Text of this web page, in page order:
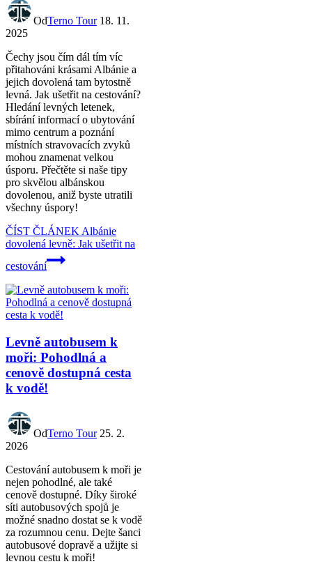
OdTerno Tour 18. 11.
2025
Čechy jsou čím dál tím víc
přitahováni krásami Albánie a
jejich dovolená tam bytostně
levná. Jak ušetřit na cestování?
Hledání levných letenek,
sbírání informací o ubytování
mimo centrum a poznání
místních stravovacích zvyků
mohou znamenat velkou
úsporu. Přečtěte si naše tipy
pro skvělou albánskou
dovolenou, aniž byste utratili
všechny úspory!
ČÍST ČLÁNEK Albánie
dovolená levně: Jak ušetřit na
cestování
Levně autobusem k
moři: Pohodlná a
cenově dostupná cesta
k vodě!
OdTerno Tour 25. 2.
2026
Cestování autobusem k moři je
nejen pohodlné, ale také
cenově dostupné. Díky široké
síti autobusových spojů je
možné snadno dostat se k vodě
za rozumnou cenu. Dejte šanci
autobusové dopravě a užijte si
levnou cestu k moři!